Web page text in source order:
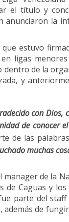
el título y
la
estuvo
ligas
de la
y
con Dios,
de conocer
de las
muchas
de la
Caguas y
parte del
de